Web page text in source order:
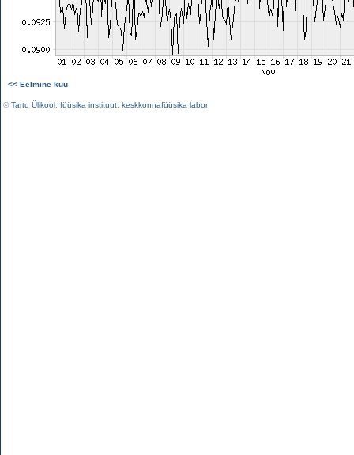
<< Eelmine kuu
©Tartu Ülikool füüsika instituut keskkonnafüüsika labor